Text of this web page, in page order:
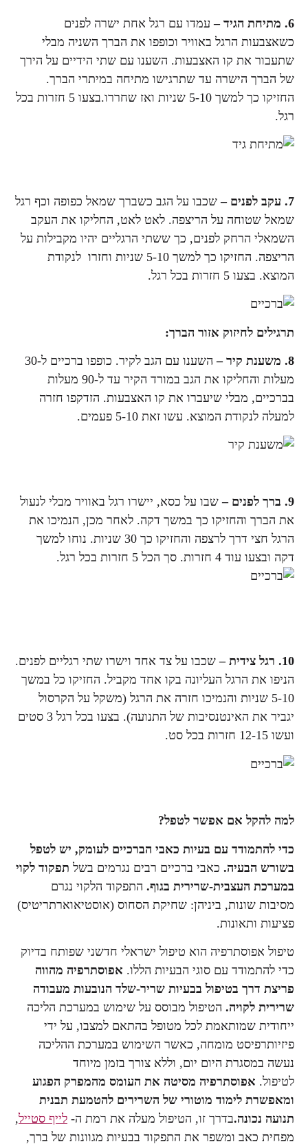
6. מתיחת הגיד – עמדו עם רגל אחת ישרה לפנים
כשאצבעות הרגל באוויר וכופפו את הברך השניה מבלי
שתעבור את קו האצבעות. השענו עם שתי הידיים על הירך
של הברך הישרה עד שתרגישו מתיחה במיתרי הברך.
החזיקו כך למשך 5-10 שניות ואז שחררו.בצעו 5 חזרות בכל
רגל.
7. עקב לפנים –שכבו על הגב כשברך שמאל כפופה וכף רגל
שמאל שטוחה על הריצפה. לאט לאט, החליקו את העקב
השמאלי הרחק לפנים, כך ששתי הרגליים יהיו מקבילות על
הריצפה. החזיקו כך למשך 5-10 שניות וחזרו לנקודת
המוצא. בצעו 5 חזרות בכל רגל.
תרגילים לחיזוק אזור הברך:
8. משענת קיר –
השענו עם הגב לקיר. כופפו ברכיים ל-30
מעלות והחליקו את הגב במורד הקיר עד ל-90 מעלות
בברכיים, מבלי שיעברו את קו האצבעות. הזדקפו חזרה
למעלה לנקודת המוצא. עשו זאת 5-10 פעמים.
9. ברך לפנים –שבו על כסא, יישרו רגל באוויר מבלי לנעול
את הברך והחזיקו כך במשך דקה. לאחר מכן, הנמיכו את
הרגל חצי דרך לרצפה והחזיקו כך 30 שניות. נוחו למשך
דקה ובצעו עוד 4 חזרות. סך הכל 5 חזרות בכל רגל.
10. רגל צידית –שכבו על צד אחד וישרו שתי רגליים לפנים.
הניפו את הרגל העליונה בקו אחד מקביל. החזיקו כל במשך
5-10 שניות והנמיכו חזרה את הרגל (משקל על הקרסול
יגביר את האינטנסיבות של התנועה). בצעו בכל רגל 3 סטים
ועשו 12-15 חזרות בכל סט.
למה להקל אם אפשר לטפל?
כדי להתמודד עם בעיות כאבי הברכיים לעומק, יש לטפל
בשורש הבעיה. כאבי ברכיים רבים נגרמים בשל תפקוד לקוי
במערכת העצבית-שרירית בגוף. התפקוד הלקוי נגרם
מסיבות שונות, ביניהן: שחיקת הסחוס (אוסטיאוארתריטיס)
פציעות ותאונות.
טיפול אפוסתרפיה הוא טיפול ישראלי חדשני שפותח בדיוק
כדי להתמודד עם סוגי הבעיות הללו. אפוסתרפיה מהווה
פריצת דרך בטיפול בבעיות שריר-שלד הנובעות מעבודה
שרירית לקויה. הטיפול מבוסס על שימוש במערכת הליכה
ייחודית שמותאמת לכל מטופל בהתאם למצבו, על ידי
פיזיותרפיסט מומחה, כאשר השימוש במערכת ההליכה
נעשה במסגרת היום יום, וללא צורך בזמן מיוחד
לטיפול. אפוסתרפיה מסיטה את העומס מהמפרק הפגוע
ומאפשרת לימוד מוטורי של השרירים להטמעת תבנית
תנועה נכונה.בדרך זו, הטיפול מעלה את רמת ה- לייף סטייל,
מפחית כאב ומשפר את התפקוד בבעיות מגוונות של ברך,